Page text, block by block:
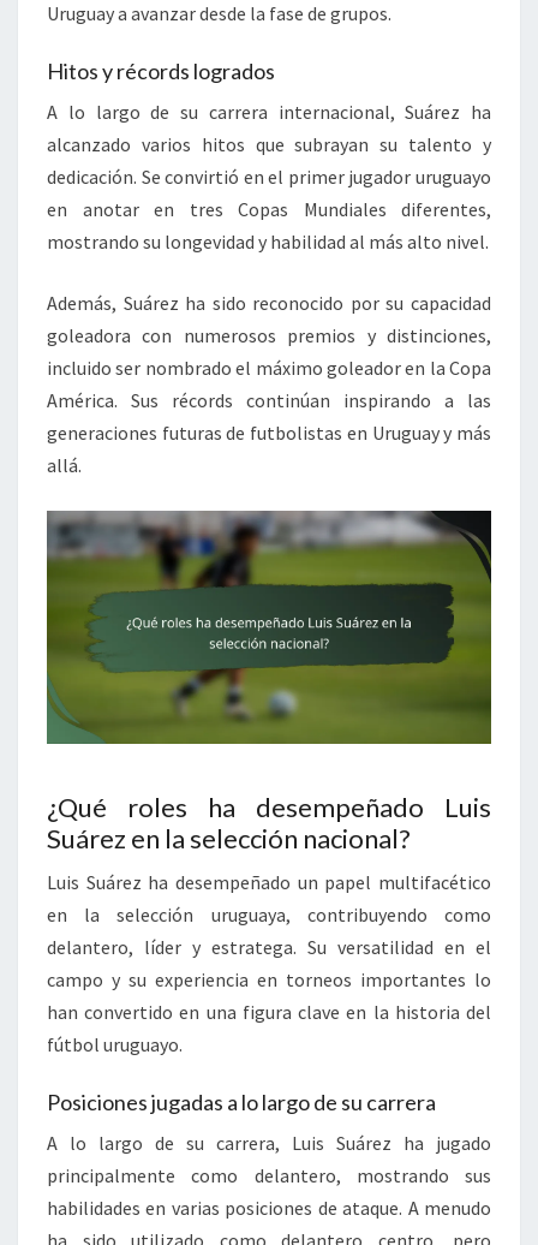
Uruguay a avanzar desde la fase de grupos.
Hitos y récords logrados
A lo largo de su carrera internacional, Suárez ha
alcanzado varios hitos que subrayan su talento y
dedicación. Se convirtió en el primer jugador uruguayo
en anotar en tres Copas Mundiales diferentes,
mostrando su longevidad y habilidad al más alto nivel.
Además, Suárez ha sido reconocido por su capacidad
goleadora con numerosos premios y distinciones,
incluido ser nombrado el máximo goleador en la Copa
América. Sus récords continúan inspirando a las
generaciones futuras de futbolistas en Uruguay y más
allá.
¿Qué roles ha desempeñado Luis
Suárez en la selección nacional?
Luis Suárez ha desempeñado un papel multifacético
en la selección uruguaya, contribuyendo como
delantero, líder y estratega. Su versatilidad en el
campo y su experiencia en torneos importantes lo
han convertido en una figura clave en la historia del
fútbol uruguayo.
Posiciones jugadas a lo largo de su carrera
A lo largo de su carrera, Luis Suárez ha jugado
principalmente como delantero, mostrando sus
habilidades en varias posiciones de ataque. A menudo